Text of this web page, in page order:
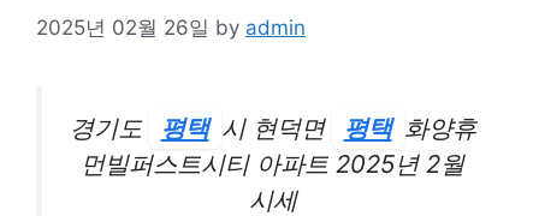
2025년 02월 26일 by admin
경기도 평택 시 현덕면 평택 화양휴
먼빌퍼스트시티 아파트 2025년 2월
시세